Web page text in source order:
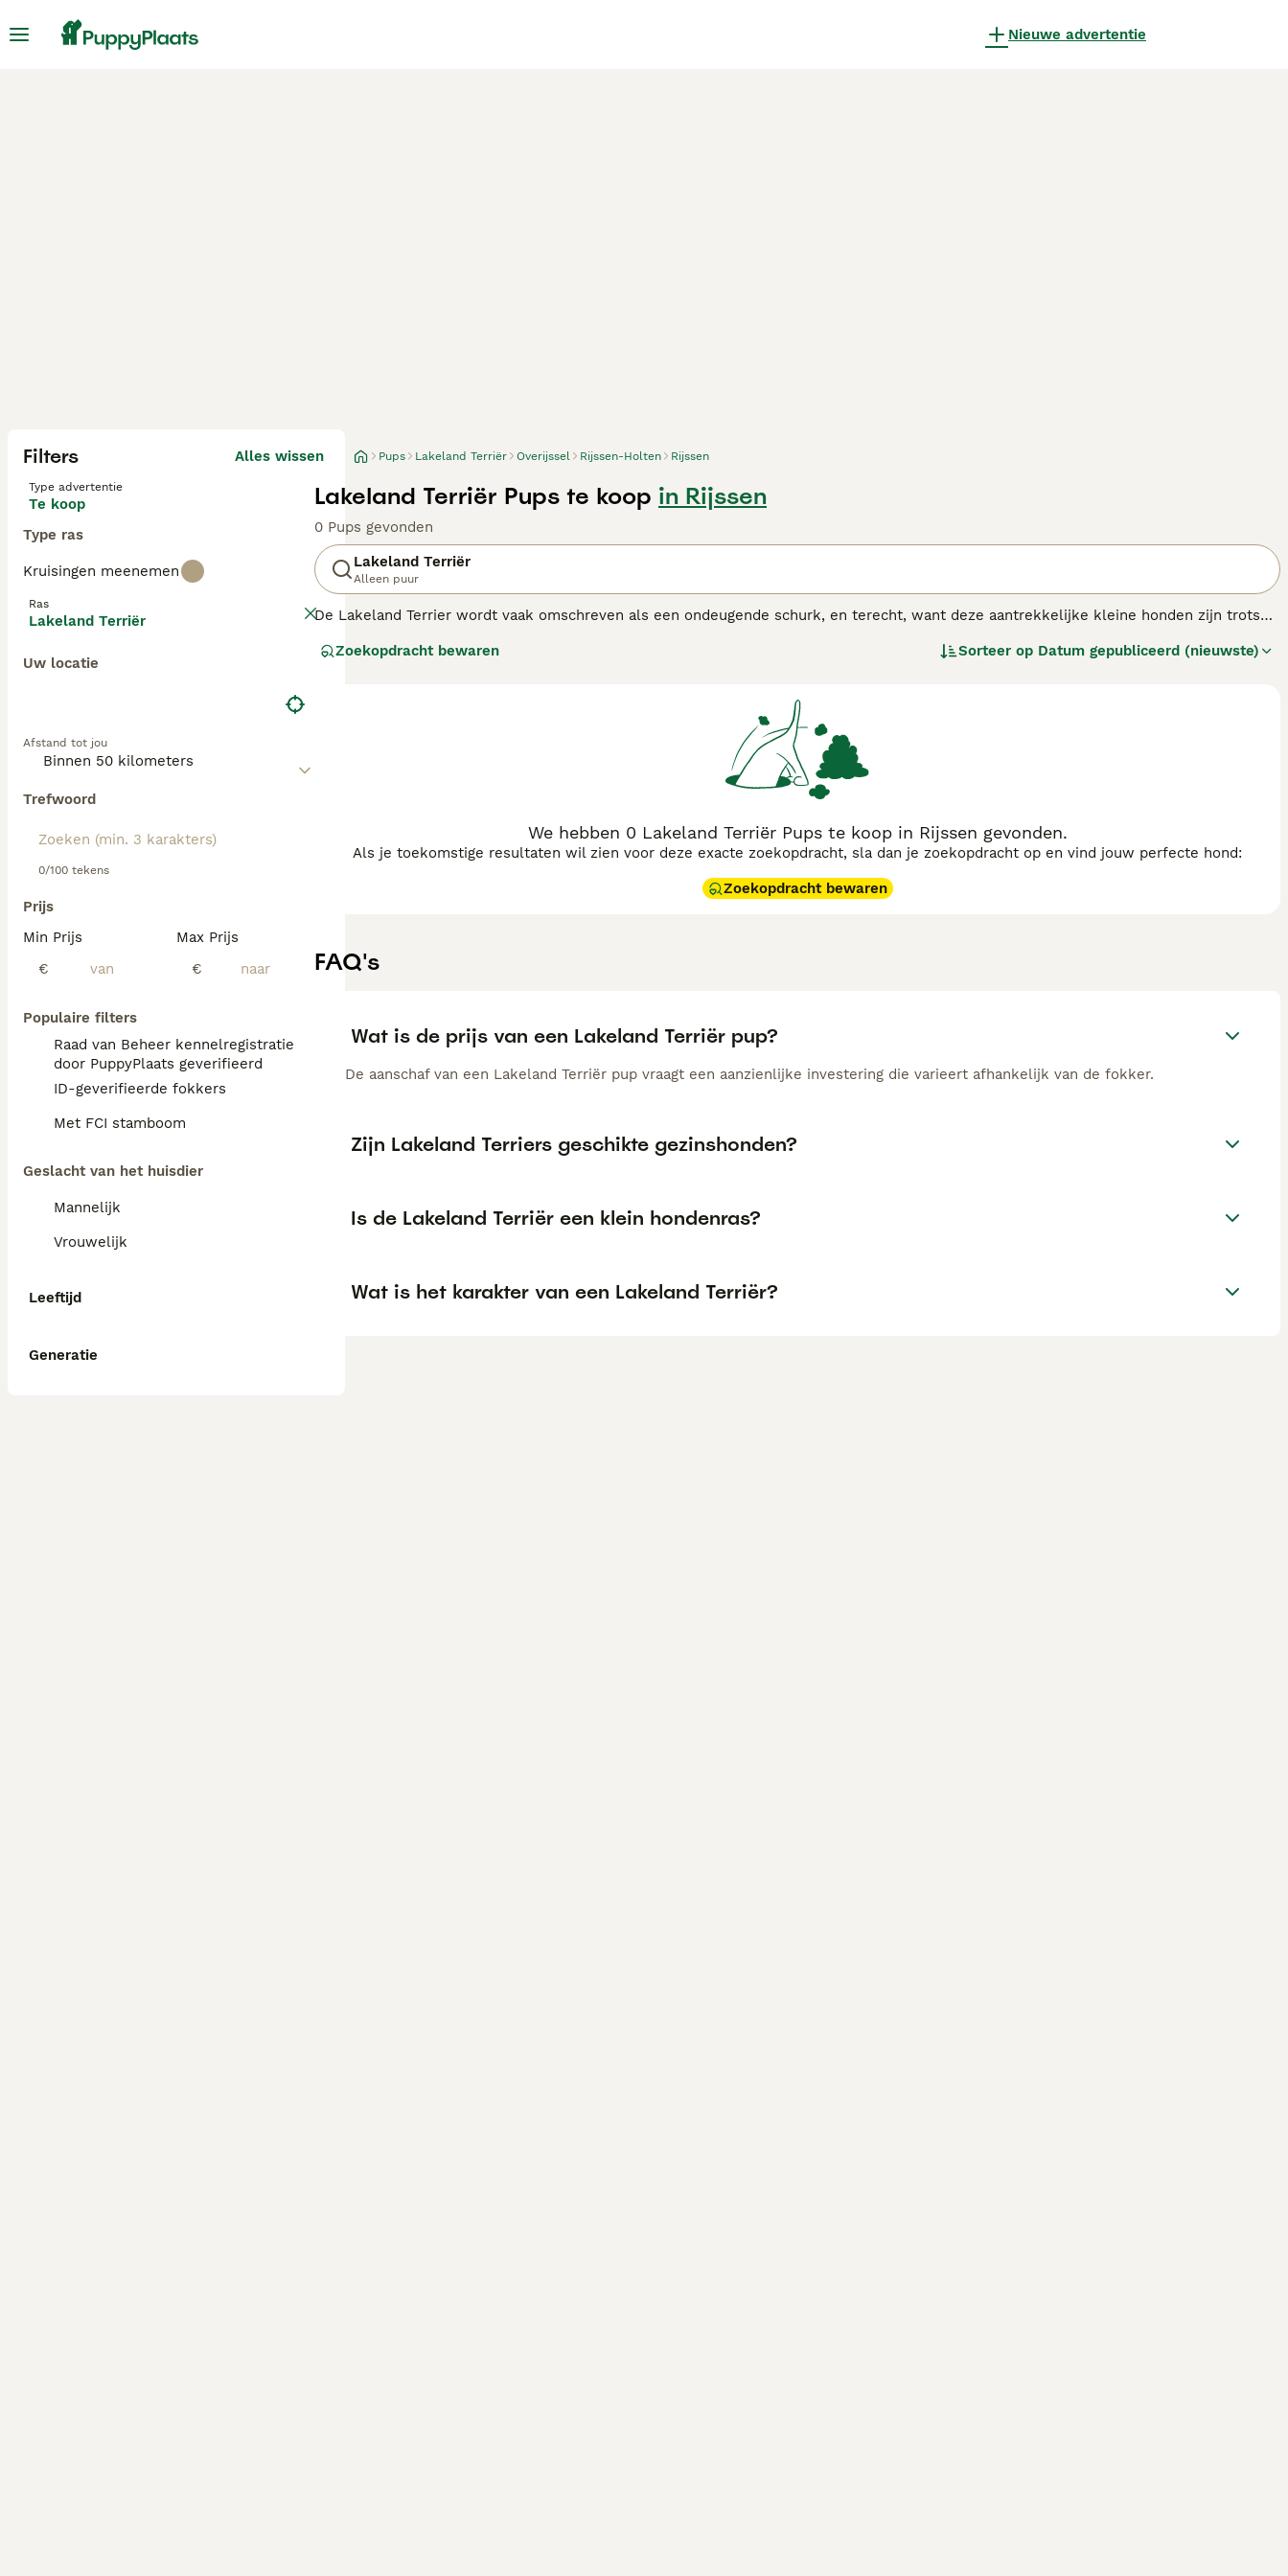
Nieuwe advertentie
Filters Alles wissen
Type advertentie
Te koop
Type ras
Kruisingen meenemen
Ras
Lakeland Terriër
Uw locatie
Afstand tot jou
Trefwoord
0/100 tekens
Prijs
Min Prijs
€
Max Prijs
€
Populaire filters
Raad van Beheer kennelregistratie
door PuppyPlaats geverifieerd
ID-geverifieerde fokkers
Met FCI stamboom
Geslacht van het huisdier
Mannelijk
Vrouwelijk
Leeftijd
Generatie
Pups Lakeland Terriër Overijssel Rijssen-Holten Rijssen
Lakeland Terriër Pups te koop in Rijssen
0 Pups gevonden
Lakeland Terriër
Alleen puur
De Lakeland Terrier wordt vaak omschreven als een ondeugende schurk, en terecht, want deze aantrekkelijke kleine honden zijn trots
werkomgeving als in een gezinsomgeving, mits ze genoeg te doen krijgen en dagelijks veel lichaamsbeweging hebben. Het zijn
Zoekopdracht bewaren Sorteer op Datum gepubliceerd (nieuwste)
We hebben 0 Lakeland Terriër Pups te koop in Rijssen gevonden.
Als je toekomstige resultaten wil zien voor deze exacte zoekopdracht, sla dan je zoekopdracht op en vind jouw perfecte hond:
Zoekopdracht bewaren
FAQ's
Wat is de prijs van een Lakeland Terriër pup?
De aanschaf van een Lakeland Terriër pup vraagt een aanzienlijke investering die varieert afhankelijk van de fokker.
Zijn Lakeland Terriers geschikte gezinshonden?
Is de Lakeland Terriër een klein hondenras?
Wat is het karakter van een Lakeland Terriër?